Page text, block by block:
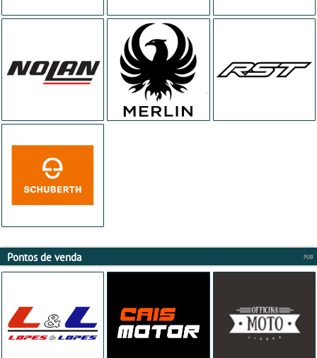
Pontos de venda